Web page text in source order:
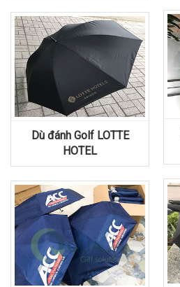
Dù đánh Golf LOTTE
HOTEL